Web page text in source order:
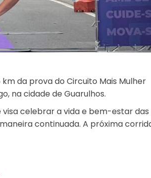
da prova do Circuito Mais Mulher
na cidade de Guarulhos.
visa celebrar a vida e bem-estar das
continuada. A próxima